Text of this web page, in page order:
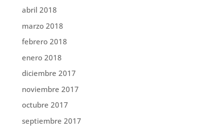
abril 2018
marzo 2018
febrero 2018
enero 2018
diciembre 2017
noviembre 2017
octubre 2017
septiembre 2017